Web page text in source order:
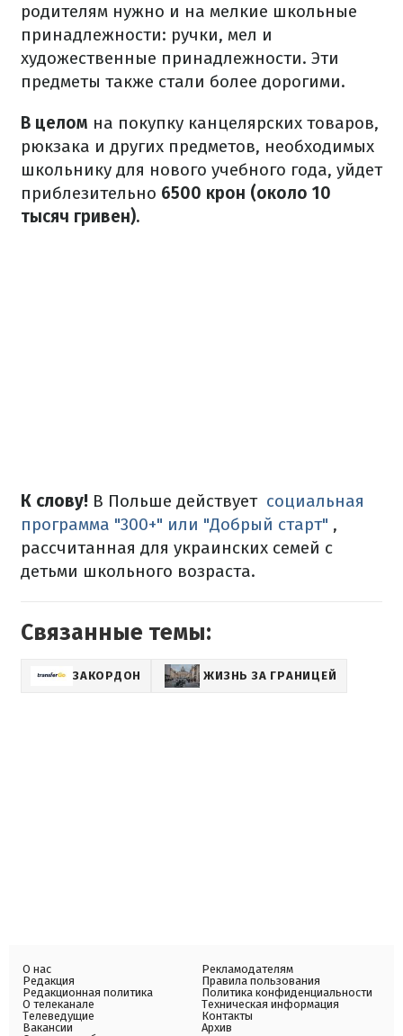
родителям нужно и на мелкие школьные
принадлежности: ручки, мел и
художественные принадлежности. Эти
предметы также стали более дорогими.
В целом на покупку канцелярских товаров,
рюкзака и других предметов, необходимых
школьнику для нового учебного года, уйдет
приблезительно 6500 крон (около 10
тысяч гривен).
К слову! В Польше действует социальная
программа "300+" или "Добрый старт" ,
рассчитанная для украинских семей с
детьми школьного возраста.
Связанные темы:
ЗАКОРДОН ЖИЗНЬ ЗА ГРАНИЦЕЙ
О нас
Редакция
Редакционная политика
О телеканале
Телеведущие
Вакансии
Рекламодателям
Правила пользования
Политика конфиденциальности
Техническая информация
Контакты
Архив